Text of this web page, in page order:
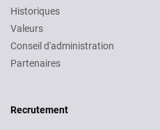
Historiques
Valeurs
Conseil d'administration
Partenaires
Recrutement